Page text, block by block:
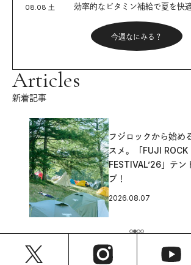
08.08 土 効率的なビタミン補給で夏を快
今週なにみる？
Articles
新着記事
フジロックから始め
スメ。「FUJI ROCK
FESTIVAL’26」テン
プ！
2026.08.07